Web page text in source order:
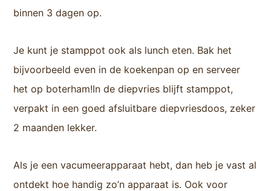
binnen 3 dagen op.
Je kunt je stamppot ook als lunch eten. Bak het
bijvoorbeeld even in de koekenpan op en serveer
het op boterham!In de diepvries blijft stamppot,
verpakt in een goed afsluitbare diepvriesdoos, zeker
2 maanden lekker.
Als je een vacumeerapparaat hebt, dan heb je vast al
ontdekt hoe handig zo’n apparaat is. Ook voor